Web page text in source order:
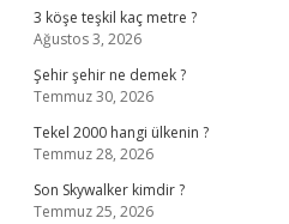
3 köşe teşkil kaç metre ?
Ağustos 3, 2026
Şehir şehir ne demek ?
Temmuz 30, 2026
Tekel 2000 hangi ülkenin ?
Temmuz 28, 2026
Son Skywalker kimdir ?
Temmuz 25, 2026